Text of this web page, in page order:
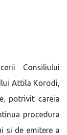
Consiliului
Attila Korodi,
potrivit careia
procedura
si de emitere a